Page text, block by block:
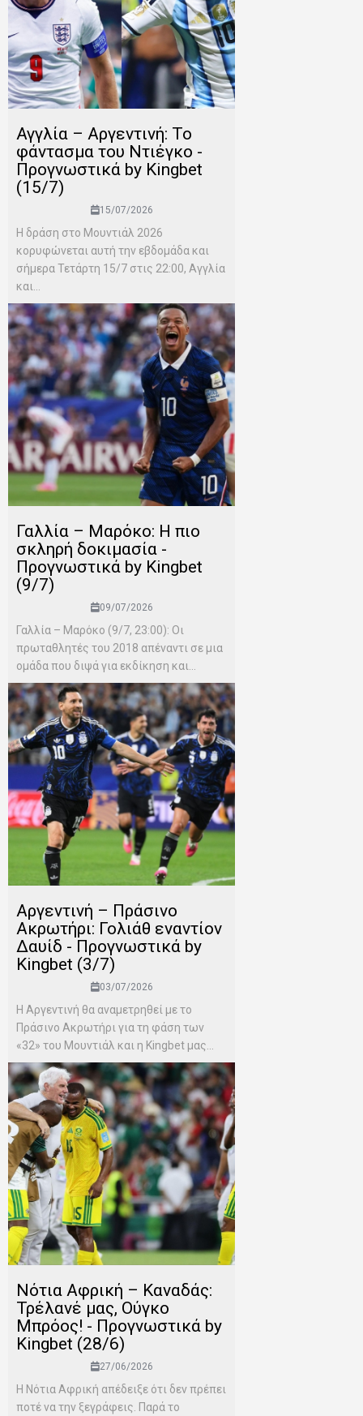
Αγγλία – Αργεντινή: Το
φάντασμα του Ντιέγκο -
Προγνωστικά by Kingbet
(15/7)
15/07/2026
Η δράση στο Μουντιάλ 2026
κορυφώνεται αυτή την εβδομάδα και
σήμερα Τετάρτη 15/7 στις 22:00, Αγγλία
και...
Γαλλία – Μαρόκο: Η πιο
σκληρή δοκιμασία -
Προγνωστικά by Kingbet
(9/7)
09/07/2026
Γαλλία – Μαρόκο (9/7, 23:00): Οι
πρωταθλητές του 2018 απέναντι σε μια
ομάδα που διψά για εκδίκηση και...
Αργεντινή – Πράσινο
Ακρωτήρι: Γολιάθ εναντίον
Δαυίδ - Προγνωστικά by
Kingbet (3/7)
03/07/2026
Η Αργεντινή θα αναμετρηθεί με το
Πράσινο Ακρωτήρι για τη φάση των
«32» του Μουντιάλ και η Kingbet μας...
Νότια Αφρική – Καναδάς:
Τρέλανέ μας, Ούγκο
Μπρόος! - Προγνωστικά by
Kingbet (28/6)
27/06/2026
Η Νότια Αφρική απέδειξε ότι δεν πρέπει
ποτέ να την ξεγράφεις. Παρά το